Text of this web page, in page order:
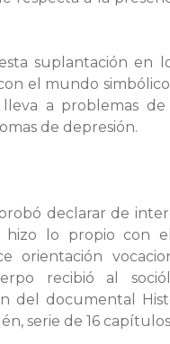
suplantación en
el mundo
a problemas de
de depresión.
declarar de
hizo lo propio con
orientación
recibió al
del documental
serie de 16